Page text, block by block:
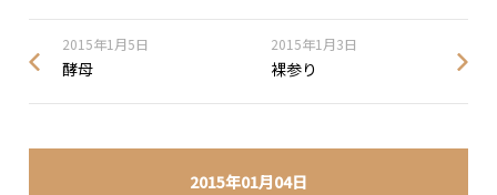
2015年01月04日
2015年1月5日
酵母
2015年1月3日
裸参り